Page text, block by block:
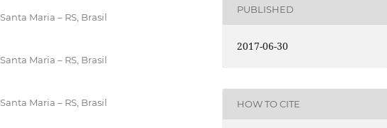
Maria – RS, Brasil
Maria – RS, Brasil
Maria – RS, Brasil
PUBLISHED
2017-06-30
HOW TO CITE